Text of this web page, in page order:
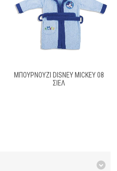
ΜΠΟΥΡΝΟΥΖΙ DISNEY MICKEY 08
ΣΙΕΛ